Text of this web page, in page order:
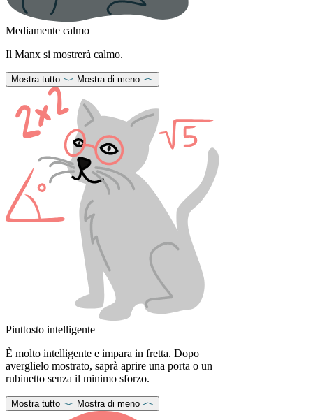
Mediamente calmo
Il Manx si mostrerà calmo.
Mostra tutto Mostra di meno
Piuttosto intelligente
È molto intelligente e impara in fretta. Dopo
averglielo mostrato, saprà aprire una porta o un
rubinetto senza il minimo sforzo.
Mostra tutto Mostra di meno